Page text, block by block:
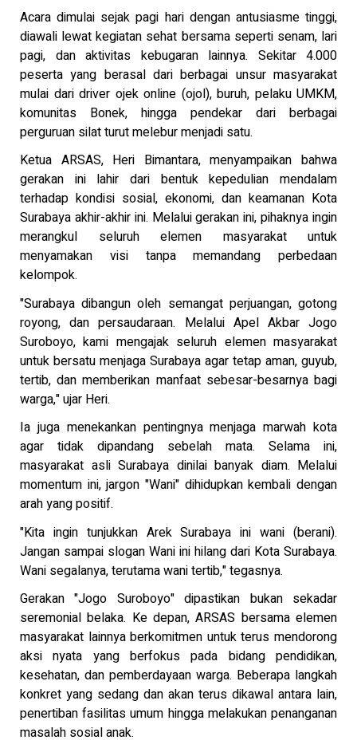
Acara dimulai sejak pagi hari dengan antusiasme tinggi,
diawali lewat kegiatan sehat bersama seperti senam, lari
pagi, dan aktivitas kebugaran lainnya. Sekitar 4.000
peserta yang berasal dari berbagai unsur masyarakat
mulai dari driver ojek online (ojol), buruh, pelaku UMKM,
komunitas Bonek, hingga pendekar dari berbagai
perguruan silat turut melebur menjadi satu.
Ketua ARSAS, Heri Bimantara, menyampaikan bahwa
gerakan ini lahir dari bentuk kepedulian mendalam
terhadap kondisi sosial, ekonomi, dan keamanan Kota
Surabaya akhir-akhir ini. Melalui gerakan ini, pihaknya ingin
merangkul seluruh elemen masyarakat untuk
menyamakan visi tanpa memandang perbedaan
kelompok.
"Surabaya dibangun oleh semangat perjuangan, gotong
royong, dan persaudaraan. Melalui Apel Akbar Jogo
Suroboyo, kami mengajak seluruh elemen masyarakat
untuk bersatu menjaga Surabaya agar tetap aman, guyub,
tertib, dan memberikan manfaat sebesar-besarnya bagi
warga," ujar Heri.
Ia juga menekankan pentingnya menjaga marwah kota
agar tidak dipandang sebelah mata. Selama ini,
masyarakat asli Surabaya dinilai banyak diam. Melalui
momentum ini, jargon "Wani" dihidupkan kembali dengan
arah yang positif.
"Kita ingin tunjukkan Arek Surabaya ini wani (berani).
Jangan sampai slogan Wani ini hilang dari Kota Surabaya.
Wani segalanya, terutama wani tertib," tegasnya.
Gerakan "Jogo Suroboyo" dipastikan bukan sekadar
seremonial belaka. Ke depan, ARSAS bersama elemen
masyarakat lainnya berkomitmen untuk terus mendorong
aksi nyata yang berfokus pada bidang pendidikan,
kesehatan, dan pemberdayaan warga. Beberapa langkah
konkret yang sedang dan akan terus dikawal antara lain,
penertiban fasilitas umum hingga melakukan penanganan
masalah sosial anak.